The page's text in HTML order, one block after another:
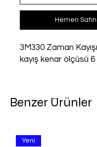
Hemen Satın
3M330 Zaman
kayış kenar ölçüsü
Benzer Ürünler
Yeni